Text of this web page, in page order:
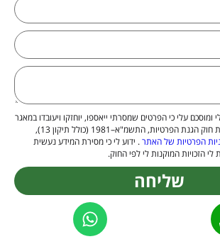
ומוסכם עלי כי הפרטים שמסרתי ייאספו, יוחזקו ויעובדו במאגר
מידע בהתאם להוראות חוק הגנת הפרטיות, התשמ"א–1981 (כולל תיקון 13),
הפרטיות של האתר. ידוע לי כי מסירת המידע נעשית
לי הזכויות המוקנות לי לפי החוק.
שליחה